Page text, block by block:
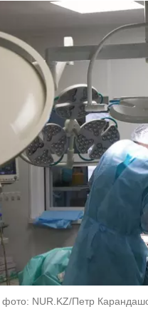
фото: NUR.KZ/Петр